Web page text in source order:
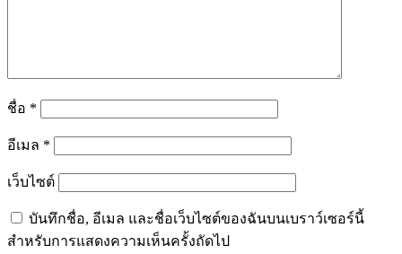
ชื่อ *
อีเมล *
เว็บไซต์
บันทึกชื่อ, อีเมล และชื่อเว็บไซต์ของฉันบนเบราว์เซอร์นี้
สำหรับการแสดงความเห็นครั้งถัดไป